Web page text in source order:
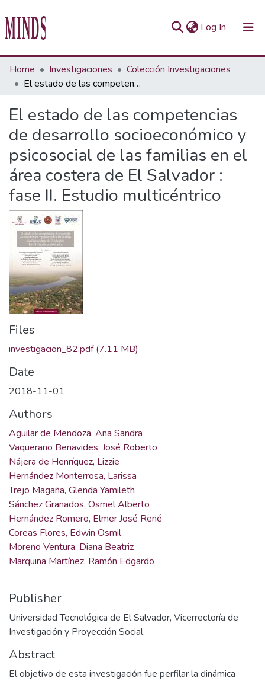
Log In (current)
Communities & Collections
All of Repository UTEC
Statistics
Home Investigaciones
Colección Investigaciones
El estado de las competencias de desarrollo socioeconómico y psicosocial de las familias en el área costera de El Salvador : fase II. Estudio multicéntrico
El estado de las competencias
de desarrollo socioeconómico y
psicosocial de las familias en el
área costera de El Salvador :
fase II. Estudio multicéntrico
Files
investigacion_82.pdf(7.11 MB)
Date
2018-11-01
Authors
Aguilar de Mendoza, Ana Sandra
Vaquerano Benavides, José Roberto
Nájera de Henríquez, Lizzie
Hernández Monterrosa, Larissa
Trejo Magaña, Glenda Yamileth
Sánchez Granados, Osmel Alberto
Hernández Romero, Elmer José René
Coreas Flores, Edwin Osmil
Moreno Ventura, Diana Beatriz
Marquina Martínez, Ramón Edgardo
Publisher
Universidad Tecnológica de El Salvador, Vicerrectoría de
Investigación y Proyección Social
Abstract
El objetivo de esta investigación fue perfilar la dinámica